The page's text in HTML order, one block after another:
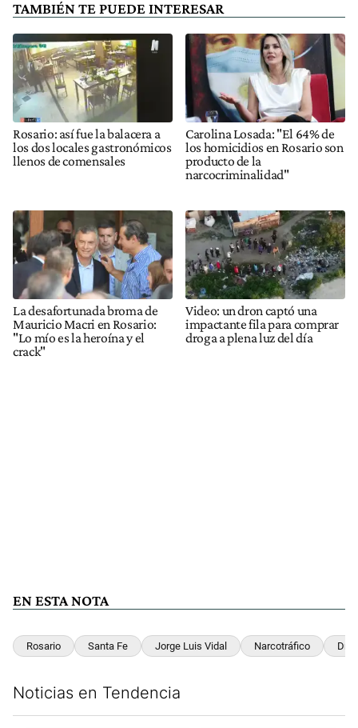
TAMBIÉN TE PUEDE INTERESAR
Rosario: así fue la balacera a
los dos locales gastronómicos
llenos de comensales
Carolina Losada: "El 64% de
los homicidios en Rosario son
producto de la
narcocriminalidad"
La desafortunada broma de
Mauricio Macri en Rosario:
"Lo mío es la heroína y el
crack"
Video: un dron captó una
impactante fila para comprar
droga a plena luz del día
EN ESTA NOTA
Rosario Santa Fe Jorge Luis Vidal Narcotráfico
Noticias en Tendencia